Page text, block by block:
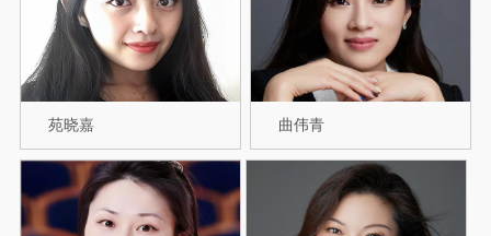
苑晓嘉 曲伟青